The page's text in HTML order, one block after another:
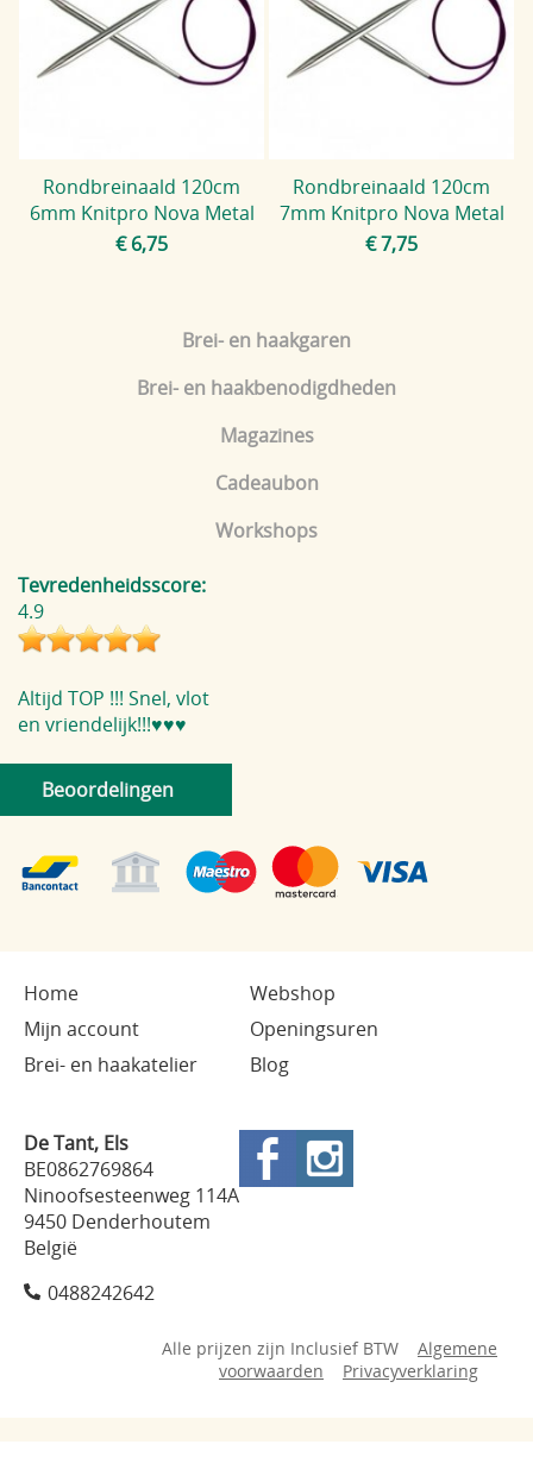
Brei- en haakgaren
Brei- en haakbenodigdheden
Magazines
Cadeaubon
Workshops
Tevredenheidsscore:
4.9
Altijd TOP !!! Snel, vlot
en vriendelijk!!!♥️♥️♥️
Beoordelingen
Rondbreinaald 120cm
6mm Knitpro Nova Metal
€ 6,75
Rondbreinaald 120cm
7mm Knitpro Nova Metal
€ 7,75
Home
Webshop
Mijn account
Openingsuren
Brei- en haakatelier
Blog
De Tant, Els
BE0862769864
Ninoofsesteenweg 114A
9450 Denderhoutem
België
0488242642
Alle prijzen zijn Inclusief BTW
Algemene
voorwaarden
Privacyverklaring